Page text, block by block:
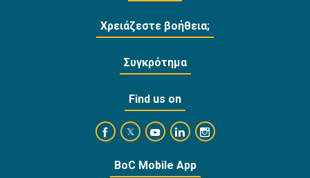
Χρειάζεστε βοήθεια;
Συγκρότημα
Find us on
https://www.facebook.com/
https://twitter.com/bankofcyprus_
https://www.youtube.com/user/
https://www.linkedin.com/
https://
BoC Mobile App